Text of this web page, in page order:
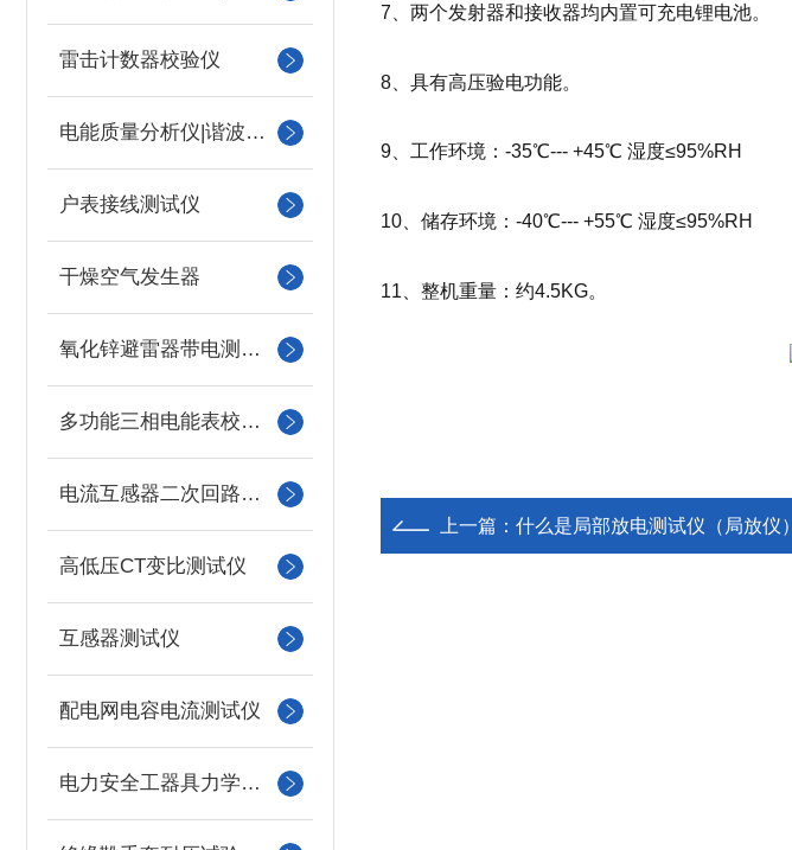
雷击计数器校验仪
电能质量分析仪|谐波测试
户表接线测试仪
干燥空气发生器
氧化锌避雷器带电测试仪（氧化锌避雷器测试仪）
多功能三相电能表校验仪
电流互感器二次回路负载测试仪
高低压CT变比测试仪
互感器测试仪
配电网电容电流测试仪
电力安全工器具力学性能试验机
7、两个发射器和接收器均内置可充电锂电池。
8、具有高压验电功能。
9、工作环境：-35℃--- +45℃ 湿度≤95%RH
10、储存环境：-40℃--- +55℃ 湿度≤95%RH
11、整机重量：约4.5KG。
上一篇： 什么是局部放电测试仪（局放仪）